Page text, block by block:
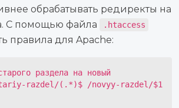
обрабатывать редиректы на
С помощью файла
.htaccess
правила для Apache:
раздела на новый
razdel/(.*)$ /novyy-razdel/$1